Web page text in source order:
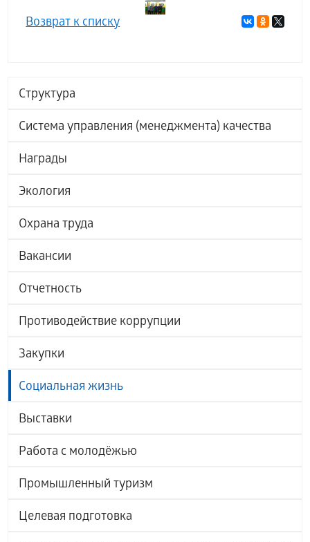
Структура
Система управления (менеджмента) качества
Награды
Экология
Охрана труда
Вакансии
Отчетность
Противодействие коррупции
Закупки
Социальная жизнь
Выставки
Работа с молодёжью
Промышленный туризм
Целевая подготовка
Возврат к списку